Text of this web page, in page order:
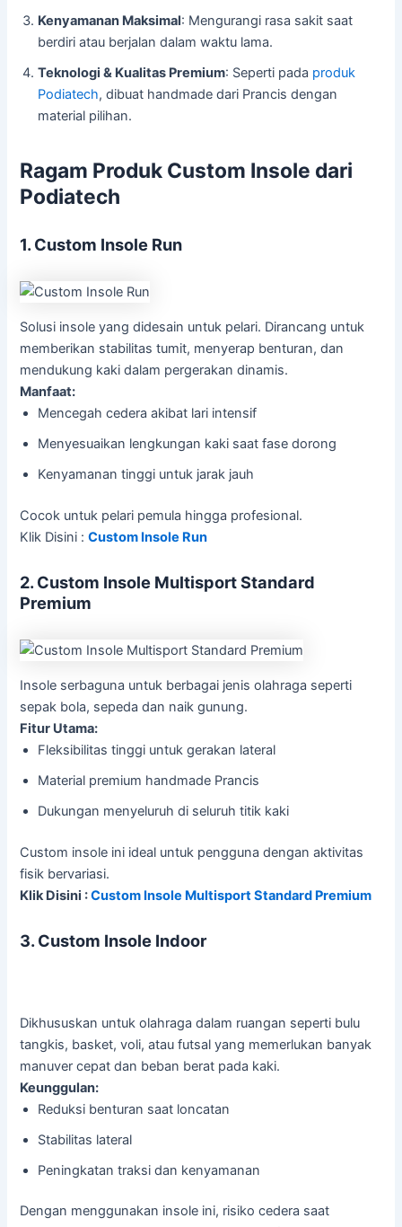
Kenyamanan Maksimal: Mengurangi rasa sakit saat
berdiri atau berjalan dalam waktu lama.
Teknologi & Kualitas Premium: Seperti pada produk
Podiatech, dibuat handmade dari Prancis dengan
material pilihan.
Ragam Produk Custom Insole dari
Podiatech
1. Custom Insole Run
Solusi insole yang didesain untuk pelari. Dirancang untuk
memberikan stabilitas tumit, menyerap benturan, dan
mendukung kaki dalam pergerakan dinamis.
Manfaat:
Mencegah cedera akibat lari intensif
Menyesuaikan lengkungan kaki saat fase dorong
Kenyamanan tinggi untuk jarak jauh
Cocok untuk pelari pemula hingga profesional.
Klik Disini :Custom Insole Run
2. Custom Insole Multisport Standard
Premium
Insole serbaguna untuk berbagai jenis olahraga seperti
sepak bola, sepeda dan naik gunung.
Fitur Utama:
Fleksibilitas tinggi untuk gerakan lateral
Material premium handmade Prancis
Dukungan menyeluruh di seluruh titik kaki
Custom insole ini ideal untuk pengguna dengan aktivitas
fisik bervariasi.
Klik Disini :Custom Insole Multisport Standard Premium
3. Custom Insole Indoor
Dikhususkan untuk olahraga dalam ruangan seperti bulu
tangkis, basket, voli, atau futsal yang memerlukan banyak
manuver cepat dan beban berat pada kaki.
Keunggulan:
Reduksi benturan saat loncatan
Stabilitas lateral
Peningkatan traksi dan kenyamanan
Dengan menggunakan insole ini, risiko cedera saat